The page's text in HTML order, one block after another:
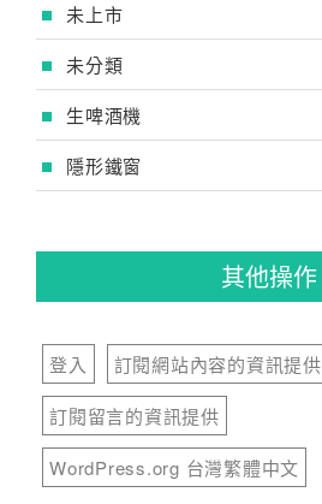
未上市
未分類
生啤酒機
隱形鐵窗
其他操作
登入 訂閱網站內容的資訊提供
訂閱留言的資訊提供
WordPress.org 台灣繁體中文